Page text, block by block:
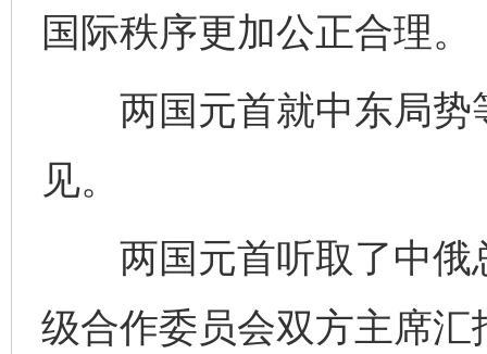
国际秩序更加公正合理。
两国元首就中东局势
见。
两国元首听取了中俄
级合作委员会双方主席